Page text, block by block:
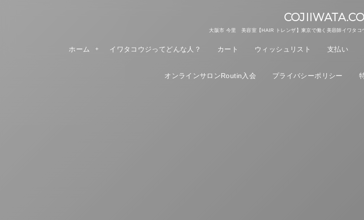
大阪市 今里 美容室【HAIR トレンザ】東京で働く美容師イワタコ
ホーム イワタコウジってどんな人？ カート ウィッシュリスト 支払い
オンラインサロンRoutin入会 プライバシーポリシー